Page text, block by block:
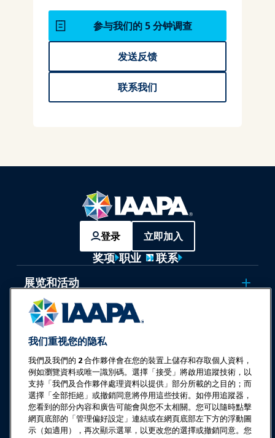
参与我们的 5 分钟调查
发送反馈
联系我们
登录 立即加入
奖项 职业
联系
展览和活动
新闻与乐趣世界
教育
安全与保障
倡导
我们重视您的隐私
我們及我們的 2合作夥伴會在您的裝置上儲存和存取個人資料，
例如瀏覽資料或唯一識別碼。選擇「接受」將啟用追蹤技術，以
支持「我們及合作夥伴處理資料以提供」部分所載的之目的；而
選擇「全部拒絕」或撤銷同意將停用這些技術。如停用追蹤器，
您看到的部分內容和廣告可能會與您不太相關。您可以隨時點擊
網頁底部的「管理偏好設定」連結或在網頁底部左下方的浮動圖
示（如適用），再次顯示選單，以更改您的選擇或撤銷同意。您